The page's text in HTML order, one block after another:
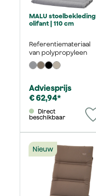
MALU stoelbekleding |
olifant | 110 cm
Referentiemateriaal
van polypropyleen
Adviesprijs
€ 62,94*
beschikbaar
Nieuw